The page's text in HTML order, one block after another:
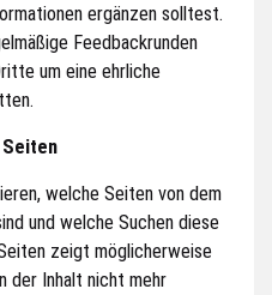
ergänzen solltest.
Feedbackrunden
um eine ehrliche
welche Seiten von dem
und welche Suchen diese
zeigt möglicherweise
der Inhalt nicht mehr